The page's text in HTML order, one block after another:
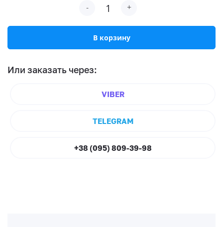
-
Количество
Противосудорожное
средство
+
В корзину
Или заказать через:⠀
VIBER
TELEGRAM
+38 (095) 809-39-98